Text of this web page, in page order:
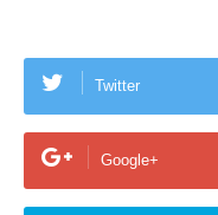
Twitter
Google+